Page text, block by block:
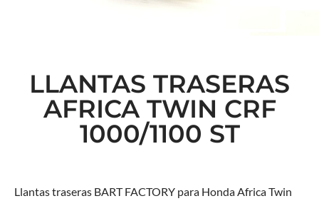
LLANTAS TRASERAS
AFRICA TWIN CRF
1000/1100 ST
Llantas traseras BART FACTORY para Honda Africa Twin